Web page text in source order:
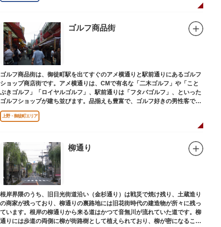
ゴルフ商品街
ゴルフ商品街は、御徒町駅を出てすぐのアメ横通りと駅前通りにあるゴルフ
ショップ商店街です。アメ横通りは、CMで有名な「二木ゴルフ」や「こと
ぶきゴルフ」「ロイヤルゴルフ」、駅前通りは「フタバゴルフ」、といった
ゴルフショップが建ち並びます。品揃えも豊富で、ゴルフ好きの男性客で賑
わっています。
上野・御徒町エリア
柳通り
根岸界隈のうち、旧日光街道沿い（金杉通り）は戦災で焼け残り、土蔵造り
の商家が残っており、柳通りの裏路地には旧花街時代の建造物が所々に残っ
ています。根岸の柳通りから来る道はかつて音無川が流れていた道です。柳
通りには歩道の両側に柳が街路樹として植えられており、柳が密になるこの